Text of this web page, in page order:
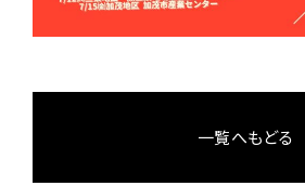
一覧へもどる